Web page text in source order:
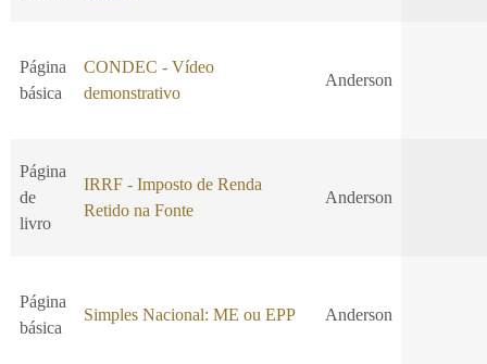
Página
básica
CONDEC - Vídeo
demonstrativo
Anderson
Página
de
livro
IRRF - Imposto de Renda
Retido na Fonte
Anderson
Página
básica
Simples Nacional: ME ou EPP Anderson